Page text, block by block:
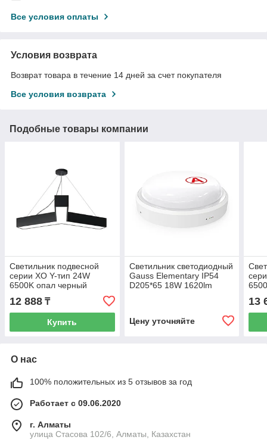
Все условия оплаты
Условия возврата
Возврат товара в течение 14 дней за счет покупателя
Все условия возврата
Подобные товары компании
Светильник подвесной
серии XO Y-тип 24W
6500K опал черный
600х100Х70мм LEDAR
12 888 ₸
Купить
Светильник светодиодный
Gauss Elementary IP54
D205*65 18W 1620lm
Цену уточняйте
13
О нас
100% положительных из 5 отзывов за год
Работает с 09.06.2020
г. Алматы
улица Стасова 102/6, Алматы, Казахстан